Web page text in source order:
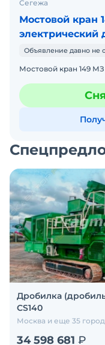
Сегежа
Мостовой кран
электрический
Объявление давно не
Мостовой кран 149 МЗ
Дробилка
CS140
Москва и еще 35
34 598 681 ₽